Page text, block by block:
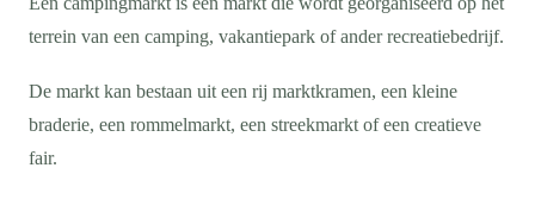
terrein van een camping, vakantiepark of ander recreatiebedrijf.
De markt kan bestaan uit een rij marktkramen, een kleine
braderie, een rommelmarkt, een streekmarkt of een creatieve
fair.